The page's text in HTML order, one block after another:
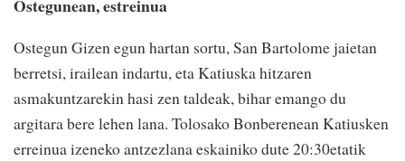
Ostegunean, estreinua
Ostegun Gizen egun hartan sortu, San Bartolome jaietan
berretsi, irailean indartu, eta Katiuska hitzaren
asmakuntzarekin hasi zen taldeak, bihar emango du
argitara bere lehen lana. Tolosako Bonberenean Katiusken
erreinua izeneko antzezlana eskainiko dute 20:30etatik